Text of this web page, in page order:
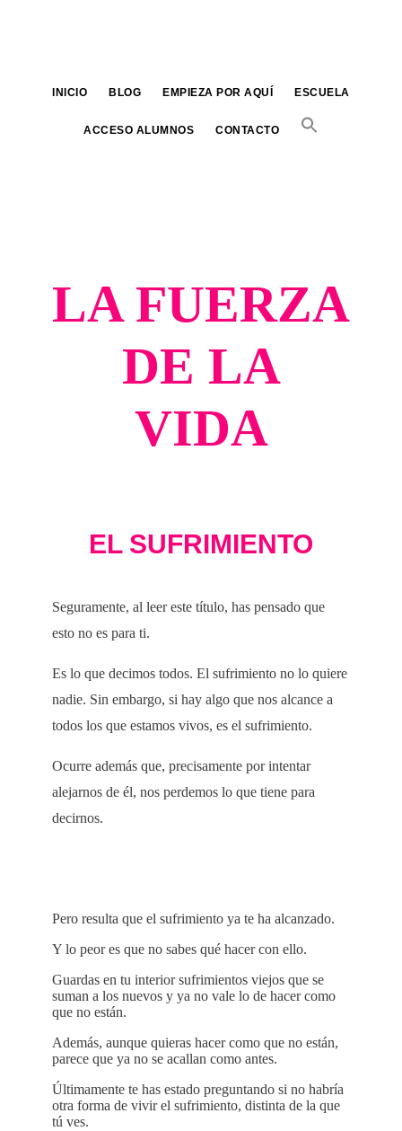
INICIO BLOG EMPIEZA POR AQUÍ ESCUELA
ACCESO ALUMNOS CONTACTO
LA FUERZA
DE LA
VIDA
EL SUFRIMIENTO
Seguramente, al leer este título, has pensado que
esto no es para ti.
Es lo que decimos todos. El sufrimiento no lo quiere
nadie. Sin embargo, si hay algo que nos alcance a
todos los que estamos vivos, es el sufrimiento.
Ocurre además que, precisamente por intentar
alejarnos de él, nos perdemos lo que tiene para
decirnos.
Pero resulta que el sufrimiento ya te ha alcanzado.
Y lo peor es que no sabes qué hacer con ello.
Guardas en tu interior sufrimientos viejos que se
suman a los nuevos y ya no vale lo de hacer como
que no están.
Además, aunque quieras hacer como que no están,
parece que ya no se acallan como antes.
Últimamente te has estado preguntando si no habría
otra forma de vivir el sufrimiento, distinta de la que
tú ves.